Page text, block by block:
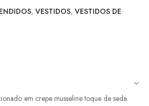
, VESTIDOS, VESTIDOS DE
em crepe musseline toque de seda.